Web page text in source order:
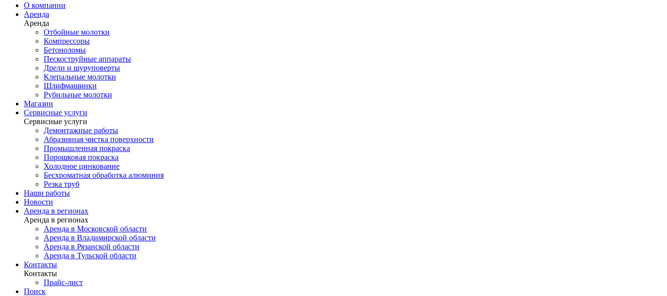
О компании
Аренда
Аренда
Отбойные молотки
Компрессоры
Бетоноломы
Пескоструйные аппараты
Дрели и шуруповерты
Клепальные молотки
Шлифмашинки
Рубильные молотки
Магазин
Сервисные услуги
Сервисные услуги
Демонтажные работы
Абразивная чистка поверхности
Промышленная покраска
Порошковая покраска
Холодное цинкование
Бесхроматная обработка алюминия
Резка труб
Наши работы
Новости
Аренда в регионах
Аренда в регионах
Аренда в Московской области
Аренда в Владимирской области
Аренда в Рязанской области
Аренда в Тульской области
Контакты
Контакты
Прайс-лист
Поиск